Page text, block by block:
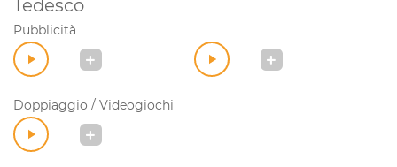
Tedesco
Pubblicità
Doppiaggio / Videogiochi